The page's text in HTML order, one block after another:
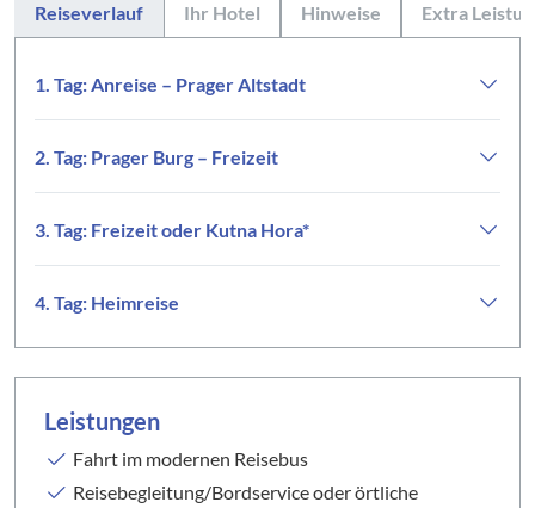
Reiseverlauf Ihr Hotel Hinweise Extra
1. Tag: Anreise – Prager Altstadt
2. Tag: Prager Burg – Freizeit
3. Tag: Freizeit oder Kutna Hora*
4. Tag: Heimreise
Leistungen
Fahrt im modernen Reisebus
Reisebegleitung/Bordservice oder örtliche